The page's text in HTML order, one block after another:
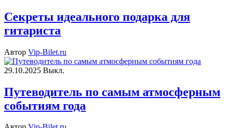
Секреты идеального подарка для
гитариста
Автор Vip-Bilet.ru
29.10.2025 Выкл.
Путеводитель по самым атмосферным
событиям года